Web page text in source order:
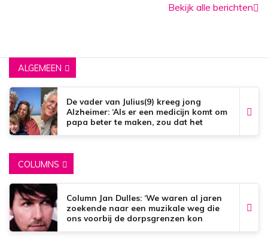
Bekijk alle berichten
ALGEMEEN
De vader van Julius(9) kreeg jong
Alzheimer: ‘Als er een medicijn komt om
papa beter te maken, zou dat het
COLUMNS
Column Jan Dulles: ‘We waren al jaren
zoekende naar een muzikale weg die
ons voorbij de dorpsgrenzen kon